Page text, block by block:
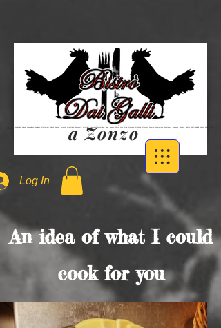
a Zonzo
Log In
An idea of what I could
cook for you